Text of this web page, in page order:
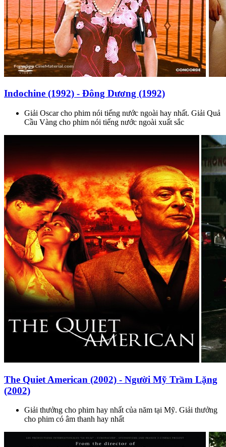
Indochine (1992) - Đông Dương (1992)
Giải Oscar cho phim nói tiếng nước ngoài hay nhất. Giải Quả
Cầu Vàng cho phim nói tiếng nước ngoài xuất sắc
The Quiet American (2002) - Người Mỹ Trầm Lặng
(2002)
Giải thưởng cho phim hay nhất của năm tại Mỹ. Giải thưởng
cho phim có âm thanh hay nhất